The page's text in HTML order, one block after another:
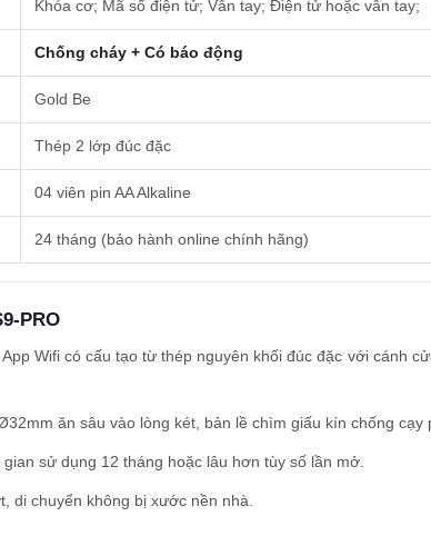
Khóa cơ; Mã số điện tử; Vân tay; Điện tử hoặc vân tay;
Chống cháy + Có báo động
Gold Be
Thép 2 lớp đúc đặc
04 viên pin AA Alkaline
24 tháng (bảo hành online chính hãng)
PRO
Wifi có cấu tạo từ thép nguyên khối đúc đặc với cánh
ăn sâu vào lòng két, bản lề chìm giấu kín chống cạy
sử dụng 12 tháng hoặc lâu hơn tùy số lần mở.
di chuyển không bị xước nền nhà.